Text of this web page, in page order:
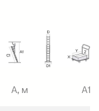
A, м A1,